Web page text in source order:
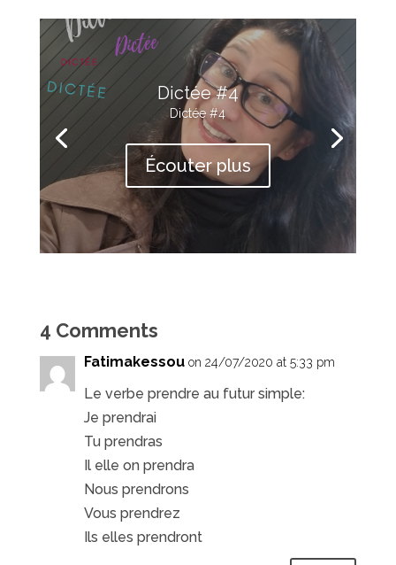
Dictée #4
Dictée #4
Écouter plus
4 Comments
Fatimakessou on 24/07/2020 at 5:33 pm
Le verbe prendre au futur simple:
Je prendrai
Tu prendras
Il elle on prendra
Nous prendrons
Vous prendrez
Ils elles prendront